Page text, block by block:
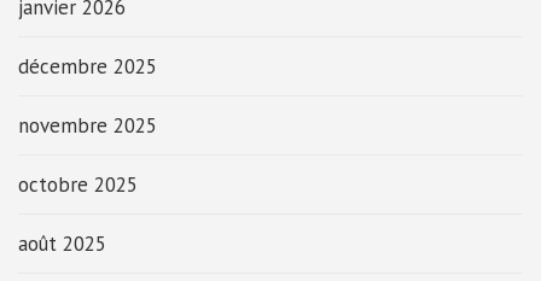
janvier 2026
décembre 2025
novembre 2025
octobre 2025
août 2025